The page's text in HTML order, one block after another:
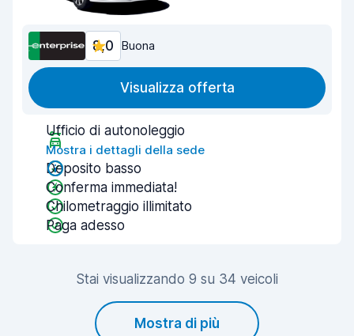
8,0 Buona
Visualizza offerta
Ufficio di autonoleggio
Mostra i dettagli della sede
Deposito basso
Conferma immediata!
Chilometraggio illimitato
Paga adesso
Stai visualizzando 9 su 34 veicoli
Mostra di più